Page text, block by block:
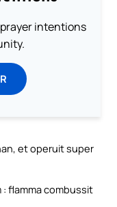
intentions
et operuit super
flamma combussit